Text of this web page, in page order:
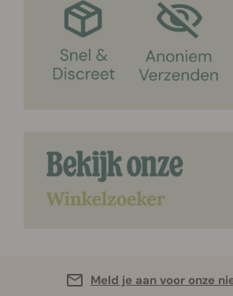
Meld je aan voor onze